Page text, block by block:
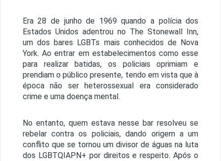
Era 28 de junho de 1969 quando a polícia dos
Estados Unidos adentrou no The Stonewall Inn,
um dos bares LGBTs mais conhecidos de Nova
York. Ao entrar em estabelecimentos como esse
para realizar batidas, os policiais oprimiam e
prendiam o público presente, tendo em vista que à
época não ser heterossexual era considerado
crime e uma doença mental.
No entanto, quem estava nesse bar resolveu se
rebelar contra os policiais, dando origem a um
conflito que se tornou um divisor de águas na luta
dos LGBTQIAPN+ por direitos e respeito. Após o